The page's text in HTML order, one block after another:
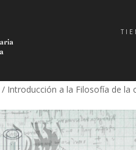
/ Introducción a la Filosofía de la